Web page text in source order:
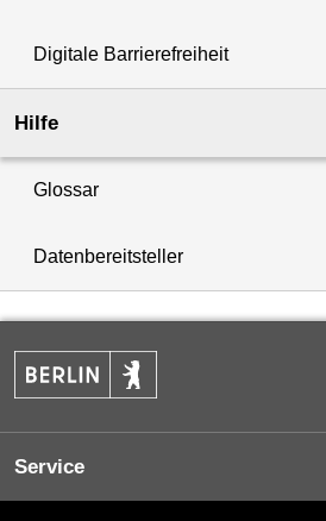
Digitale Barrierefreiheit
Hilfe
Glossar
Datenbereitsteller
Service